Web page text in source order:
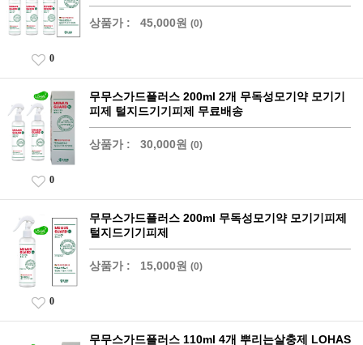
상품가 : 45,000원 (0)
0
무무스가드플러스 200ml 2개 무독성모기약 모기기
피제 털지드기기피제 무료배송
상품가 : 30,000원 (0)
0
무무스가드플러스 200ml 무독성모기약 모기기피제
털지드기기피제
상품가 : 15,000원 (0)
0
무무스가드플러스 110ml 4개 뿌리는살충제 LOHAS